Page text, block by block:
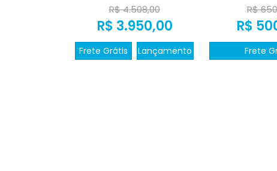
R$ 4.508,00
R$ 3.950,00
Frete Grátis Lançamento
R$
R$
Frete